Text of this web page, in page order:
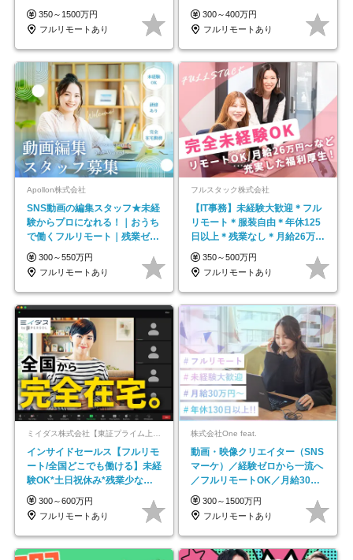
350～1500万円
フルリモートあり
平均年齢33歳
300～400万円
フルリモートあり
Apollon株式会社
SNS動画の編集スタッフ★未経
験からプロになれる！｜おうち
で働くフルリモート｜残業ゼロ
で18時退勤◎
300～550万円
フルリモートあり
フルスタック株式会社
【IT事務】未経験大歓迎＊フル
リモート＊服装自由＊年休125
日以上＊残業なし＊月給26万円
以上
350～500万円
フルリモートあり
インサイドセールス【フルリモ
ート/全国どこでも働ける】未経
験OK*土日祝休み*残業少なめ*
在宅勤務手当あり
300～600万円
フルリモートあり
株式会社One feat.
動画・映像クリエイター（SNS
マーケ）／経験ゼロから一流へ
／フルリモートOK／月給30万
円～／年休130日以上
300～1500万円
フルリモートあり